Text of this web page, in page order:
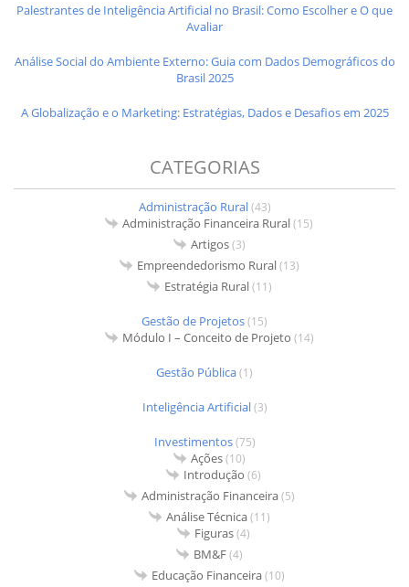
Palestrantes de Inteligência Artificial no Brasil: Como Escolher e O que
Avaliar
Análise Social do Ambiente Externo: Guia com Dados Demográficos do
Brasil 2025
A Globalização e o Marketing: Estratégias, Dados e Desafios em 2025
CATEGORIAS
Administração Rural(43)
Administração Financeira Rural(15)
Artigos(3)
Empreendedorismo Rural(13)
Estratégia Rural(11)
Gestão de Projetos(15)
Módulo I – Conceito de Projeto (14)
Gestão Pública(1)
Inteligência Artificial(3)
Investimentos(75)
Ações(10)
Introdução (6)
Administração Financeira(5)
Análise Técnica(11)
Figuras(4)
BM&F(4)
Educação Financeira(10)